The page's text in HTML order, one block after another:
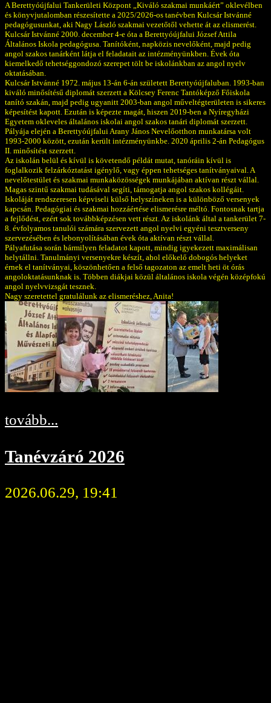
A Berettyóújfalui Tankerületi Központ „Kiváló szakmai munkáért” oklevélben
és könyvjutalomban részesítette a 2025/2026-os tanévben Kulcsár Istvánné
pedagógusunkat, aki Nagy László szakmai vezetőtől vehette át az elismerést.
Kulcsár Istvánné 2000. december 4-e óta a Berettyóújfalui József Attila
Általános Iskola pedagógusa. Tanítóként, napközis nevelőként, majd pedig
angol szakos tanárként látja el feladatait az intézményünkben. Évek óta
kiemelkedő tehetséggondozó szerepet tölt be iskolánkban az angol nyelv
oktatásában.
Kulcsár Istvánné 1972. május 13-án 6-án született Berettyóújfaluban. 1993-ban
kiváló minősítésű diplomát szerzett a Kölcsey Ferenc Tantóképző Főiskola
tanító szakán, majd pedig ugyanitt 2003-ban angol műveltégterületen is sikeres
képesítést kapott. Ezután is képezte magát, hiszen 2019-ben a Nyíregyházi
Egyetem okleveles általános iskolai angol szakos tanári diplomát szerzett.
Pályája elején a Berettyóújfalui Arany János Nevelőotthon munkatársa volt
1993-2000 között, ezután került intézményünkbe. 2020 április 2-án Pedagógus
II. minősítést szerzett.
Az iskolán belül és kívül is követendő példát mutat, tanóráin kívül is
foglalkozik felzárkóztatást igénylő, vagy éppen tehetséges tanítványaival. A
nevelőtestület és szakmai munkaközösségek munkájában aktívan részt vállal.
Magas szintű szakmai tudásával segíti, támogatja angol szakos kollégáit.
Iskoláját rendszeresen képviseli külső helyszíneken is a különböző versenyek
kapcsán. Pedagógiai és szakmai hozzáértése elismerésre méltó. Fontosnak tartja
a fejlődést, ezért sok továbbképzésen vett részt. Az iskolánk által a tankerület 7-
8. évfolyamos tanulói számára szervezett angol nyelvi egyéni tesztverseny
szervezésében és lebonyolításában évek óta aktívan részt vállal.
Pályafutása során bármilyen feladatot kapott, mindig igyekezett maximálisan
helytállni. Tanulmányi versenyekre készít, ahol előkelő dobogós helyeket
érnek el tanítványai, köszönhetően a felső tagozaton az emelt heti öt órás
angoloktatásunknak is. Többen diákjai közül általános iskola végén középfokú
angol nyelvvizsgát tesznek.
Nagy szeretettel gratulálunk az elismeréshez, Anita!
tovább...
Tanévzáró 2026
2026.06.29, 19:41